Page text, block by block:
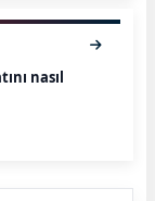
nasıl